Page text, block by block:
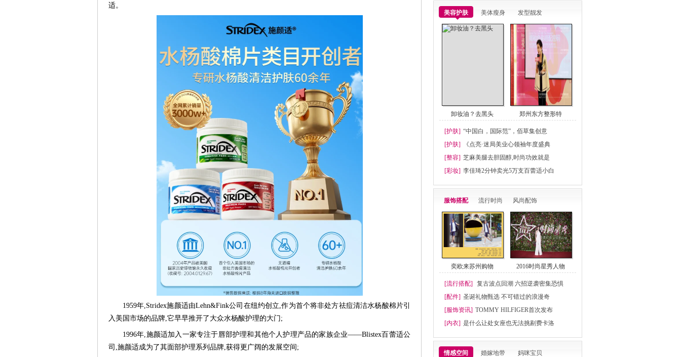
适。
1959年,Stridex施颜适由Lehn&Fink公司在纽约创立,作为首个将非处方祛痘清洁水杨酸棉片引
入美国市场的品牌,它早早推开了大众水杨酸护理的大门;
1996年,施颜适加入一家专注于唇部护理和其他个人护理产品的家族企业——Blistex百蕾适公
司,施颜适成为了其面部护理系列品牌,获得更广阔的发展空间;
美容护肤 美体瘦身 发型靓发
卸妆油？去黑头 郑州东方整形特
[护肤] “中国白，国际范”，佰草集创意
[护肤]
《点亮·迷局美业心领袖年度盛典
[整容] 芝麻美腿去胆固醇,时尚功效就是
[彩妆] 李佳琦2分钟卖光5万支百蕾适小白
服饰搭配 流行时尚 风尚配饰
奕欧来苏州购物 2016时尚星秀人物
[流行搭配]
复古波点回潮 六招逆袭密集恐惧
[配件] 圣诞礼物甄选 不可错过的浪漫奇
[服饰资讯] TOMMY HILFIGER首次发布
TOMMY JEANS＂表
[内衣] 是什么让处女座也无法挑剔费卡洛
情感空间 婚嫁地带 妈咪宝贝